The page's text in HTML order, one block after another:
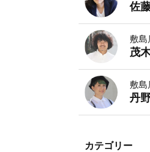
佐
敷島
茂
敷島
丹
カテゴリー